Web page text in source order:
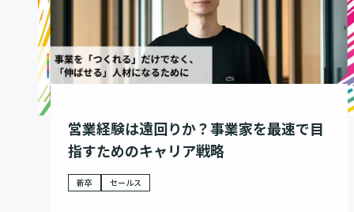
営業経験は遠回りか？事業家を最速で目
指すためのキャリア戦略
新卒 セールス